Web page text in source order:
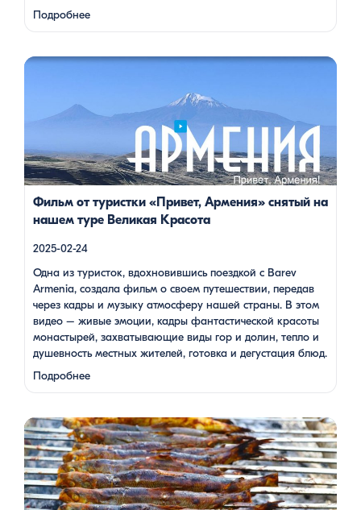
веществами.
Лорийской области Степанаванский дендропарк, также
Подробнее
Одна из туристок, вдохновившись поездкой с Barev Armenia,
музыку атмосферу нашей страны. В этом видео – живые
эмоции, кадры фантастической красоты монастырей,
захватывающие виды гор и долин, тепло и душевность
местных жителей, готовка и дегустация блюд. Путешествие
под завораживающие мелодии дудука Дживана Гаспаряна
стало настоящим погружением […]
Фильм от туристки «Привет, Армения» снятый на
нашем туре Великая Красота
2025-02-24
Одна из туристок, вдохновившись поездкой с Barev
Armenia, создала фильм о своем путешествии, передав
через кадры и музыку атмосферу нашей страны. В этом
видео – живые эмоции, кадры фантастической красоты
монастырей, захватывающие виды гор и долин, тепло и
душевность местных жителей, готовка и дегустация блюд.
Путешествие под завораживающие мелодии дудука
Дживана Гаспаряна стало настоящим погружением …
Подробнее
Многие гости Армении, приезжая в страну, обязательно
включают в свою программу поездку на Севан. Этот
маршрут — один из самых популярных: свежий горный
воздух, величественные пейзажи, древние храмы и, конечно
же, местная кухня. На Севане можно посетить Севанаванк
— знаменитый монастырь IX века, расположенный на